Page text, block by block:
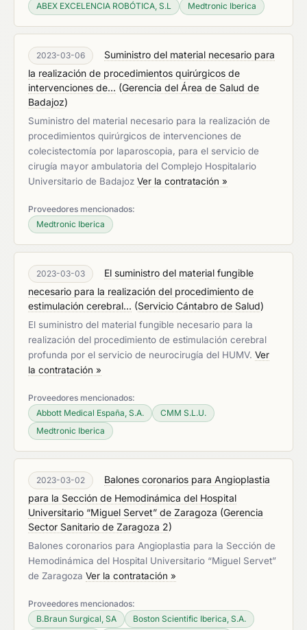
ABEX EXCELENCIA ROBÓTICA, S.L
Medtronic Iberica
2023-03-06
Suministro del material necesario para
la realización de procedimientos quirúrgicos de
intervenciones de... (Gerencia del Área de Salud de
Badajoz)
Suministro del material necesario para la realización de
procedimientos quirúrgicos de intervenciones de
colecistectomía por laparoscopia, para el servicio de
cirugía mayor ambulatoria del Complejo Hospitalario
Universitario de Badajoz Ver la contratación »
Proveedores mencionados:
Medtronic Iberica
2023-03-03
El suministro del material fungible
necesario para la realización del procedimiento de
estimulación cerebral... (Servicio Cántabro de Salud)
El suministro del material fungible necesario para la
realización del procedimiento de estimulación cerebral
profunda por el servicio de neurocirugía del HUMV. Ver
la contratación »
Proveedores mencionados:
Abbott Medical España, S.A.
CMM S.L.U.
Medtronic Iberica
2023-03-02
Balones coronarios para Angioplastia
para la Sección de Hemodinámica del Hospital
Universitario “Miguel Servet” de Zaragoza (Gerencia
Sector Sanitario de Zaragoza 2)
Balones coronarios para Angioplastia para la Sección de
Hemodinámica del Hospital Universitario “Miguel Servet”
de Zaragoza Ver la contratación »
Proveedores mencionados:
B.Braun Surgical, SA
Boston Scientific Iberica, S.A.